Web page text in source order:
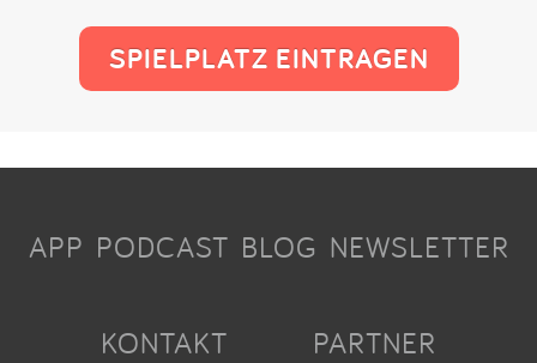
SPIELPLATZ EINTRAGEN
APP PODCAST BLOG NEWSLETTER
KONTAKT PARTNER